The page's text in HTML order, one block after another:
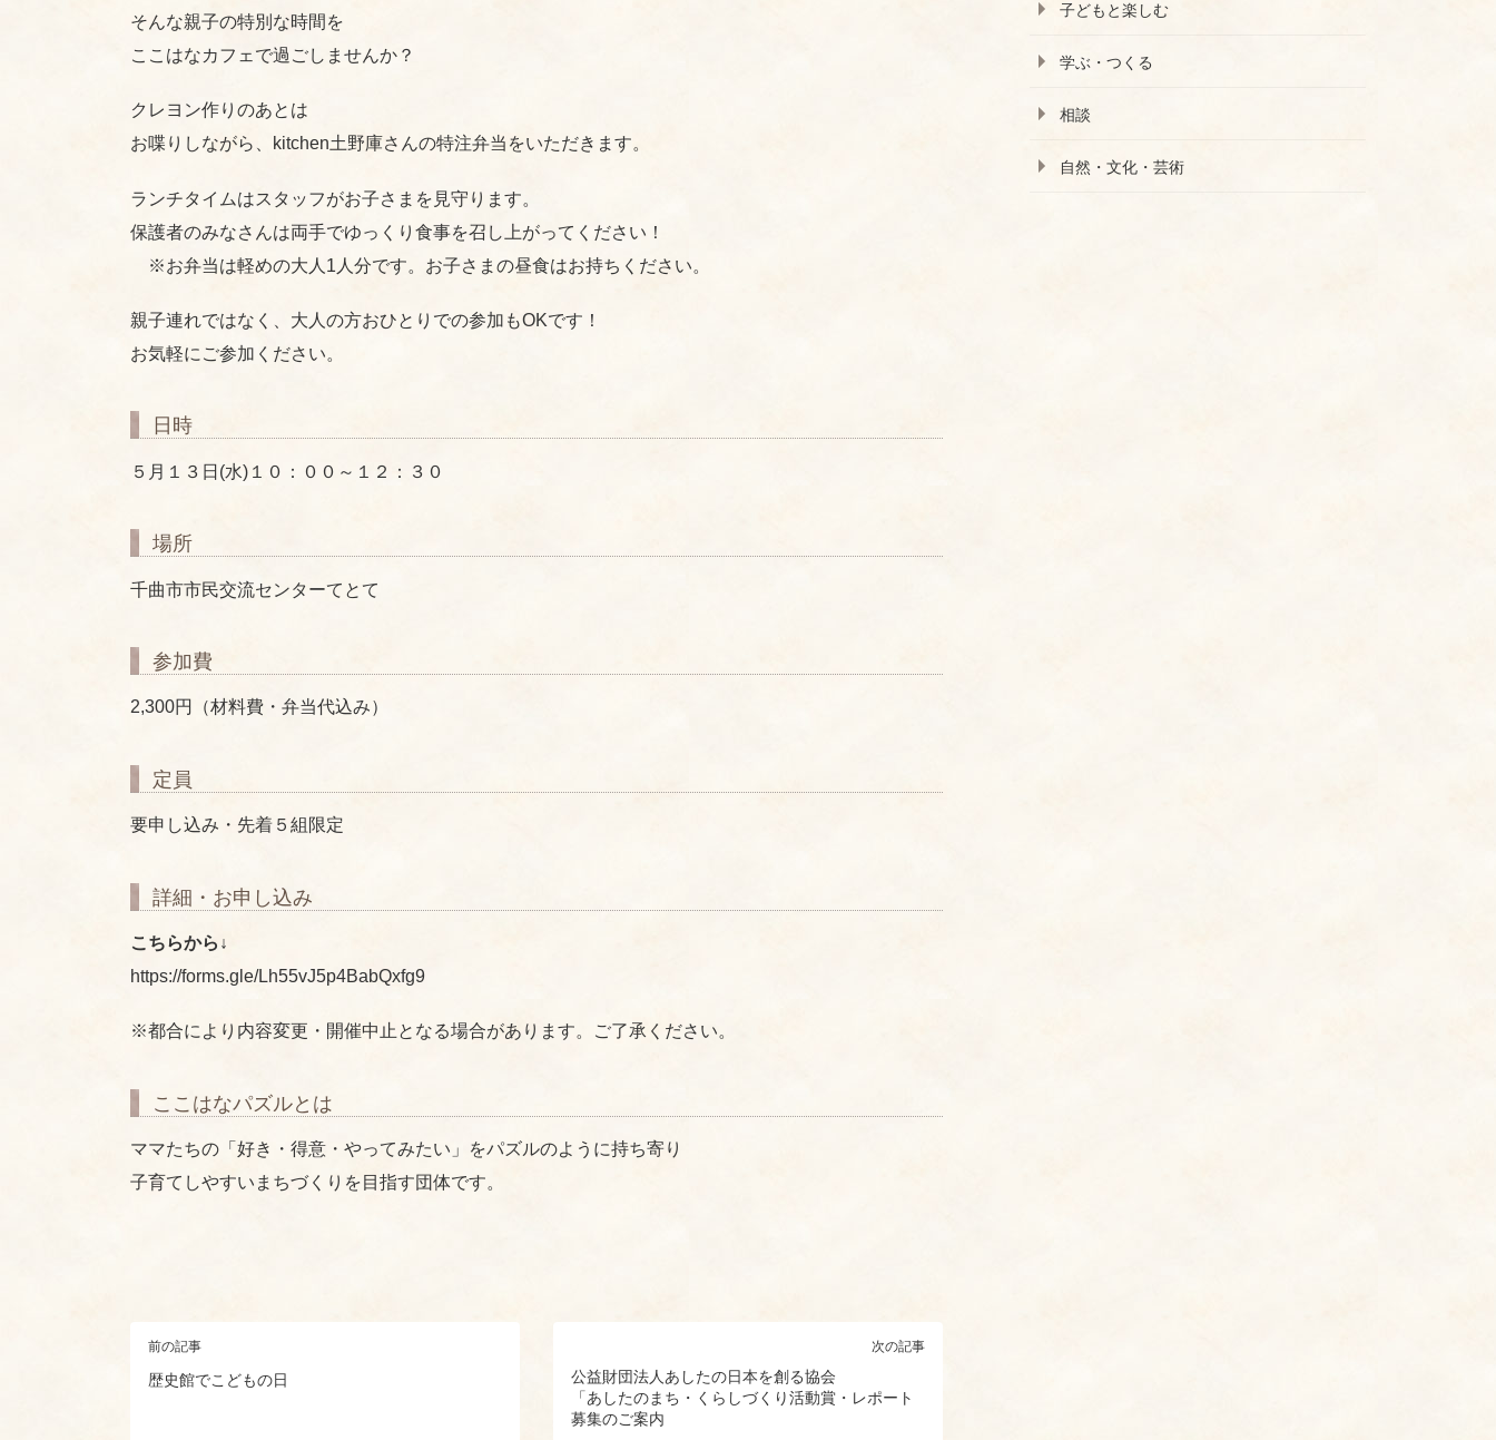
そんな親子の特別な時間を
ここはなカフェで過ごしませんか？
クレヨン作りのあとは
お喋りしながら、kitchen土野庫さんの特注弁当をいただきます。
ランチタイムはスタッフがお子さまを見守ります。
保護者のみなさんは両手でゆっくり食事を召し上がってください！
※お弁当は軽めの大人1人分です。お子さまの昼食はお持ちください。
親子連れではなく、大人の方おひとりでの参加もOKです！
お気軽にご参加ください。
日時
５月１３日(水)１０：００～１２：３０
場所
千曲市市民交流センターてとて
参加費
2,300円（材料費・弁当代込み）
定員
要申し込み・先着５組限定
詳細・お申し込み
こちらから↓
https://forms.gle/Lh55vJ5p4BabQxfg9
※都合により内容変更・開催中止となる場合があります。ご了承ください。
ここはなパズルとは
ママたちの「好き・得意・やってみたい」をパズルのように持ち寄り
子育てしやすいまちづくりを目指す団体です。
前の記事
歴史館でこどもの日
次の記事
公益財団法人あしたの日本を創る協会
「あしたのまち・くらしづくり活動賞・レポート
募集のご案内
子どもと楽しむ
学ぶ・つくる
相談
自然・文化・芸術